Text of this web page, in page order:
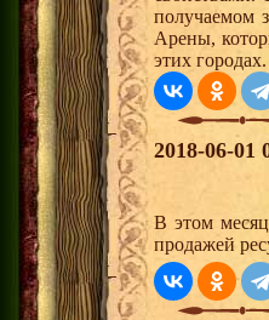
получаемом
Арены,
этих городах.
2018-06-01
В этом
продажей